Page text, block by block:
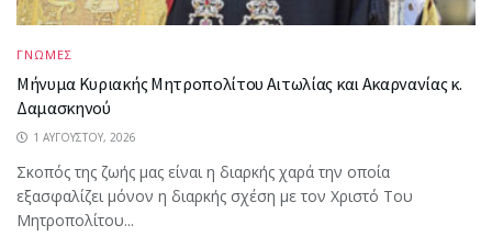
ΓΝΩΜΕΣ
Μήνυμα Κυριακής Μητροπολίτου Αιτωλίας και Ακαρνανίας κ.
Δαμασκηνού
1 ΑΥΓΟΎΣΤΟΥ, 2026
Σκοπός της ζωής μας είναι η διαρκής χαρά την οποία
εξασφαλίζει μόνον η διαρκής σχέση με τον Χριστό Του
Μητροπολίτου...